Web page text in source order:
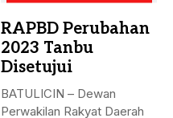
RAPBD Perubahan
2023 Tanbu
Disetujui
BATULICIN – Dewan
Perwakilan Rakyat Daerah